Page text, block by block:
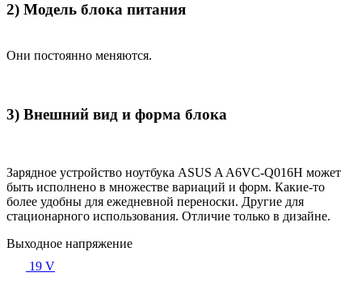
2) Модель блока питания
Они постоянно меняются.
3) Внешний вид и форма блока
Зарядное устройство ноутбука ASUS A A6VC-Q016H может
быть исполнено в множестве вариаций и форм. Какие-то
более удобны для ежедневной переноски. Другие для
стационарного использования. Отличие только в дизайне.
Выходное напряжение
19 V